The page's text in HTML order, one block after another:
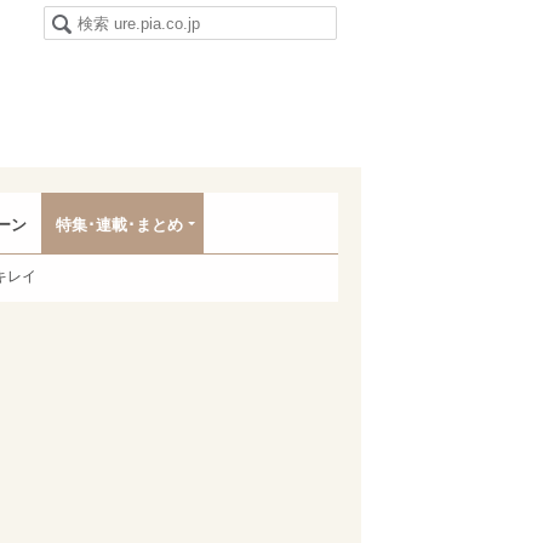
ン 特集･連載･まとめ
レイ